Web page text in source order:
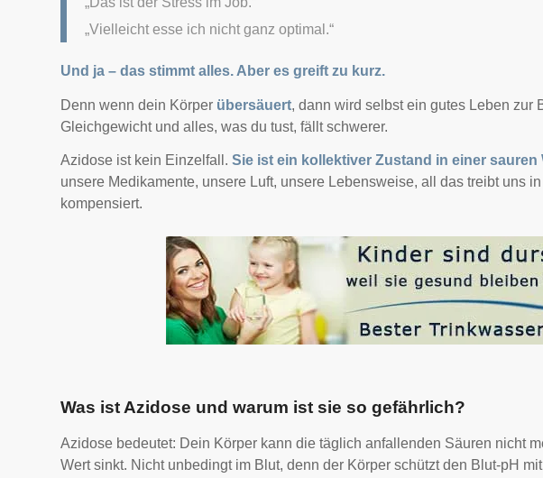
„Vielleicht esse ich nicht ganz optimal.“
Und ja – das stimmt alles. Aber es greift zu kurz.
Denn wenn dein Körper übersäuert, dann wird selbst ein gutes Leben zur
Gleichgewicht und alles, was du tust, fällt schwerer.
Azidose ist kein Einzelfall. Sie ist ein kollektiver Zustand in einer sauren
unsere Medikamente, unsere Luft, unsere Lebensweise, all das treibt uns
kompensiert.
Was ist Azidose und warum ist sie so gefährlich?
Azidose bedeutet: Dein Körper kann die täglich anfallenden Säuren nicht
Wert sinkt. Nicht unbedingt im Blut, denn der Körper schützt den Blut-pH